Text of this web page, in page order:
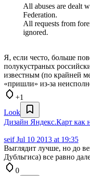
All abuses are dealt
Federation.
All requests from
ignored.
Я, если често, больше
полукустраных
известным (по крайней
«пришли» из-за
+1
Look
Дизайн Яндекс.Карт как
seifJul 10 2013 at 19:35
Выглядит лучше, но до
Дубльгиса) все равно
0